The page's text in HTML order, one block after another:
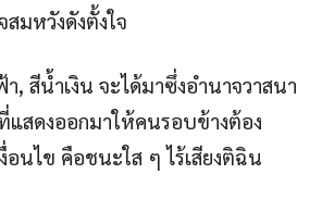
สมหวังดังตั้งใจ
, สีน้ำเงิน จะได้มาซึ่งอำนาจวาสนา
แสดงออกมาให้คนรอบข้างต้อง
อนไข คือชนะใส ๆ ไร้เสียงติฉิน